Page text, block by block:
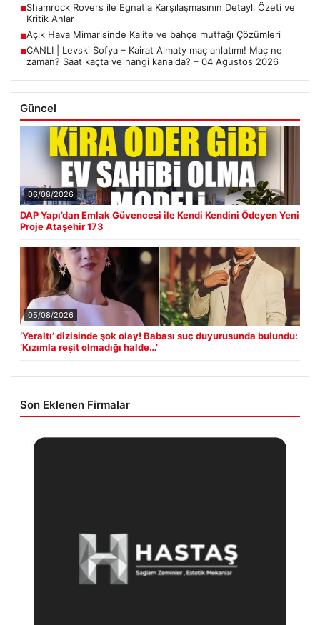
■Shamrock Rovers ile Egnatia Karşılaşmasının Detaylı Özeti ve
Kritik Anlar
■Açık Hava Mimarisinde Kalite ve bahçe mutfağı Çözümleri
■CANLI | Levski Sofya – Kairat Almaty maç anlatımı! Maç ne
zaman? Saat kaçta ve hangi kanalda? – 04 Ağustos 2026
Güncel
06/08/2026
DAP Yapı’dan Emlak Güvencesi ile Kendi Kendini Ödeyen Yeni
Proje Ataşehir 173
05/08/2026
‘Yeraltı’ dizisinde şok olay! Babası suç duyurusunda bulundu:
‘Kızımla reşit olmadığı halde…’
Son Eklenen Firmalar